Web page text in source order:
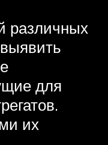
различных
для
их